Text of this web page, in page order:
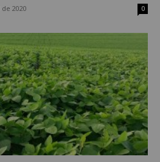
2020 0